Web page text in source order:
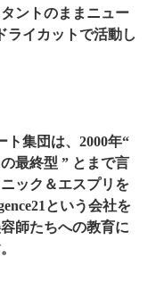
ントのままニュー
ライカットで活動し
ト集団は、2000年“
最終型 ” とまで言
ック＆エスプリを
という会社を
師たちへの教育に